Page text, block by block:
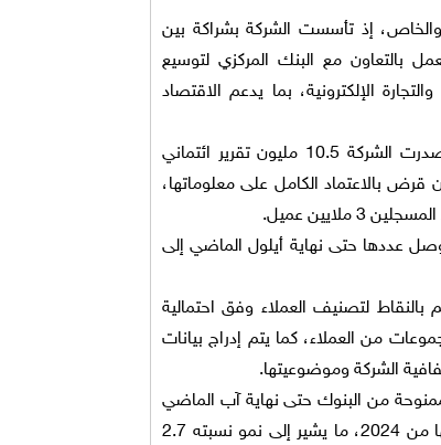
والخاص، إذ تأسست الشركة بشراكة بين
بالتعاون مع البنك المركزي لتوسيع
الإلكترونية، بما يدعم الاقتصاد
وقال العامودي، أنه منذ تأسيس الشركة وحتى نهاية أيلول الماضي، أصدرت الشركة 10.5 مليون تقرير ائتماني
وساهمت هذه التقارير بشكل مباشر في منح 3.6 مليون قرض بالاعتماد الكامل على معلوماتها،
الصادرة نحو (1869139 تقريرا)، فيما وصل عددها حتى نهاية أيلول الماضي إلى
لتصنيف العملاء وفق احتمالية
من العملاء، كما يتم إدراج بيانات
الشركة وموضوعيتها.
من البنوك حتى نهاية آب الماضي
حوالي 35.733 مليار دينار، مقارنة بـ 34.604 مليار دينار في الفترة نفسها من 2024، ما يشير إلى نمو نسبته 2.7